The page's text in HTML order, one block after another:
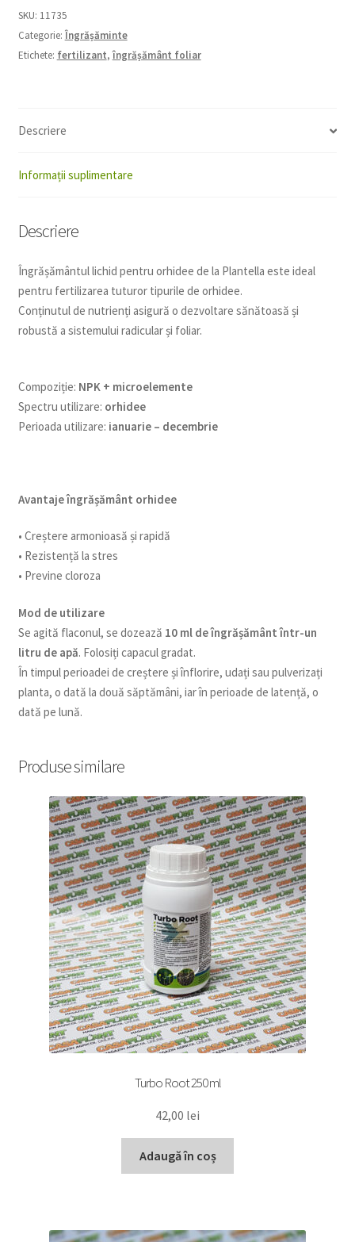
Plantella
250
ml
SKU: 11735
Categorie: Îngrășăminte
Etichete: fertilizant,îngrășământ foliar
Descriere
Informații suplimentare
Descriere
Îngrășământul lichid pentru orhidee de la Plantella este ideal
pentru fertilizarea tuturor tipurile de orhidee.
Conținutul de nutrienți asigură o dezvoltare sănătoasă și
robustă a sistemului radicular și foliar.
Compoziție: NPK + microelemente
Spectru utilizare: orhidee
Perioada utilizare: ianuarie – decembrie
Avantaje îngrășământ orhidee
• Creștere armonioasă și rapidă
• Rezistență la stres
• Previne cloroza
Mod de utilizare
Se agită flaconul, se dozează 10 ml de îngrășământ într-un
litru de apă. Folosiți capacul gradat.
În timpul perioadei de creștere și înflorire, udați sau pulverizați
planta, o dată la două săptămâni, iar în perioade de latență, o
dată pe lună.
Produse similare
Turbo Root 250 ml
42,00 lei
Adaugă în coș